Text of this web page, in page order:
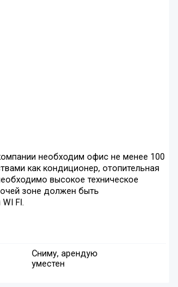
необходим офис не менее 100
как кондиционер, отопительная
высокое техническое
зоне должен быть
FI.
Сниму, арендую
уместен